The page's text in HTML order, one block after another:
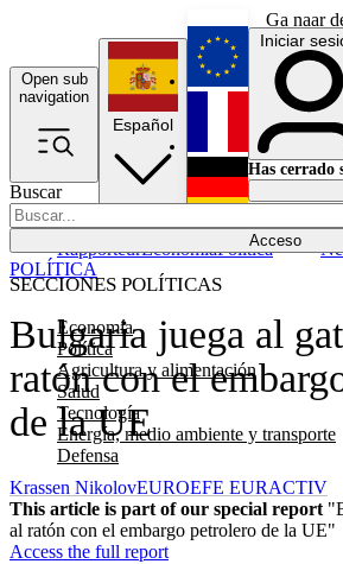
Ga naar
Open sub
navigation
Buscar
Acceso
SECCIONES POLÍTICAS
Economía
Política
Agricultura y alimentación
Salud
Tecnología
Energía, medio ambiente y transporte
Defensa
RapporteurEconomíaPolítica
Español
English
Français
Iniciar
Has cerrado
Bulgaria juega al
ratón con el
de la UE
POLÍTICA
Krassen NikolovEUROEFE EURACTIV
This article is part of our special report
al ratón con el embargo petrolero de la UE"
Access the full report